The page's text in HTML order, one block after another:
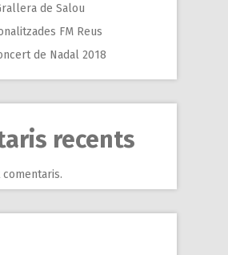
de Salou
FM Reus
de Nadal 2018
recents